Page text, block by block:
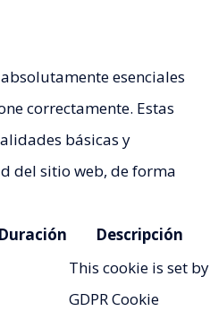
esenciales
correctamente. Estas
básicas y
del sitio web, de forma
Duración Descripción
This cookie is set by
GDPR Cookie